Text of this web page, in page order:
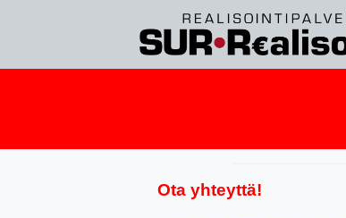
Ota yhteyttä!